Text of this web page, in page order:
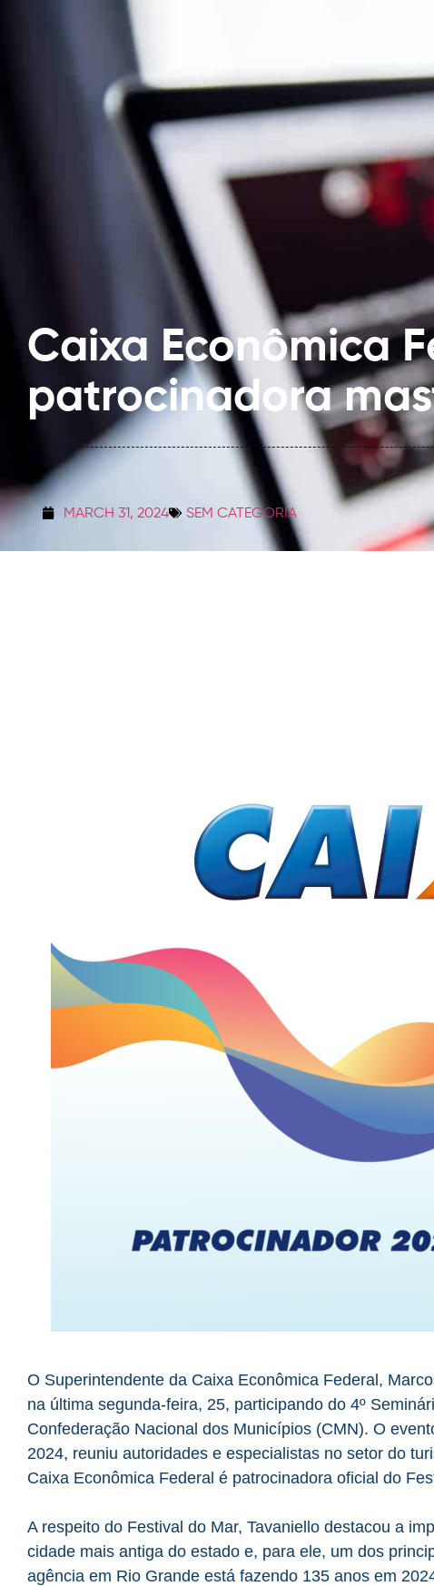
Caixa Econômica
patrocinadora
MARCH 31, 2024 SEM CATEGORIA
O Superintendente da Caixa Econômica Federal,
na última segunda-feira, 25, participando do 4º
Confederação Nacional dos Municípios (CMN). O
2024, reuniu autoridades e especialistas no setor do
Caixa Econômica Federal é patrocinadora oficial do
A respeito do Festival do Mar, Tavaniello destacou a
cidade mais antiga do estado e, para ele, um dos
agência em Rio Grande está fazendo 135 anos em